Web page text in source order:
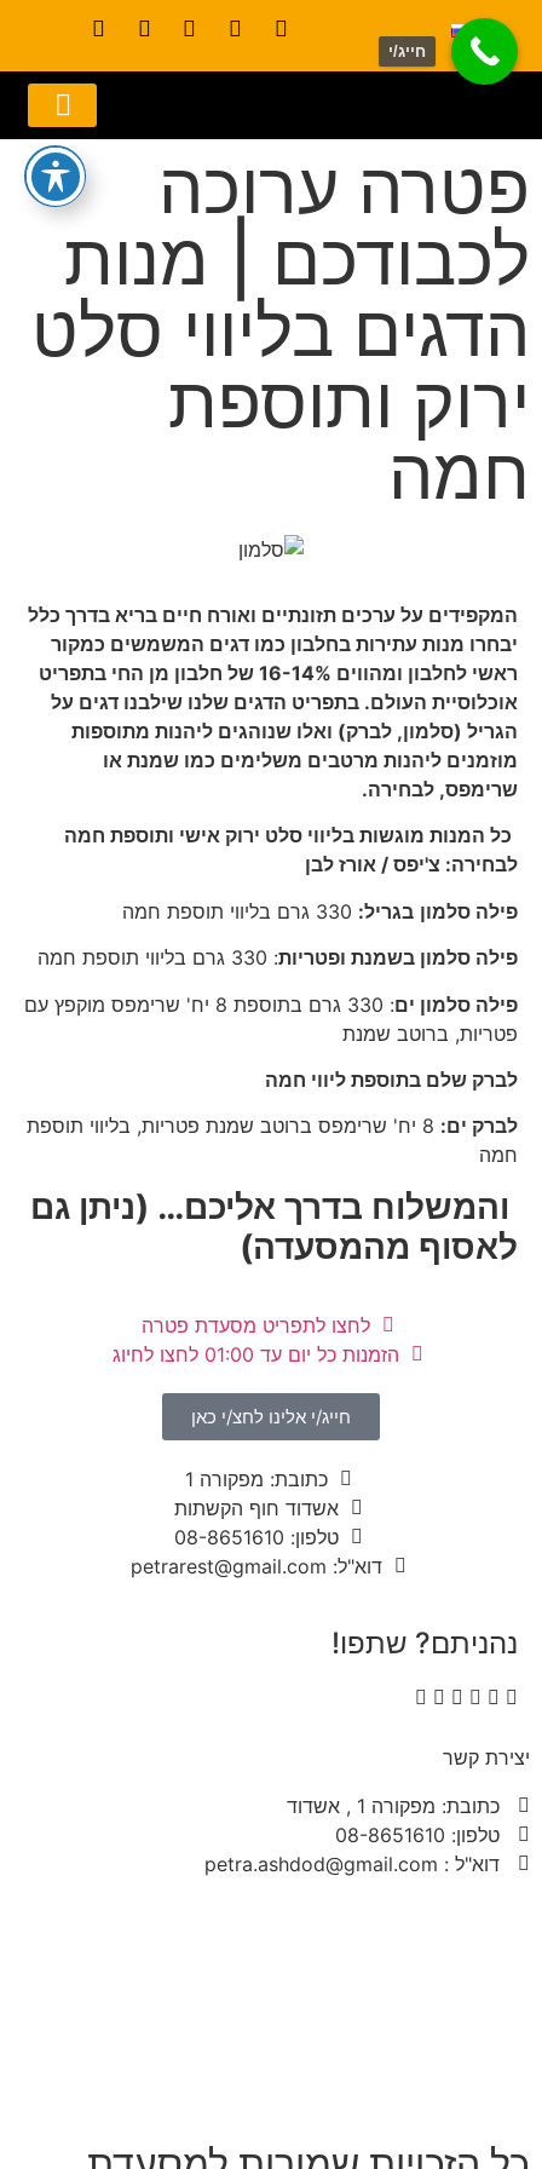
פטרה ערוכה
לכבודכם | מנות
הדגים בליווי סלט
ירוק ותוספת
חמה
המקפידים על ערכים תזונתיים ואורח חיים בריא בדרך כלל
יבחרו מנות עתירות בחלבון כמו דגים המשמשים כמקור
ראשי לחלבון ומהווים 16-14% של חלבון מן החי בתפריט
אוכלוסיית העולם. בתפריט הדגים שלנו שילבנו דגים על
הגריל (סלמון, לברק) ואלו שנוהגים ליהנות מתוספות
מוזמנים ליהנות מרטבים משלימים כמו שמנת או
שרימפס, לבחירה.
כל המנות מוגשות בליווי סלט ירוק אישי ותוספת חמה
לבחירה: צ'יפס / אורז לבן
פילה סלמון בגריל:
פילה סלמון בשמנת ופטריות: 330 גרם בליווי תוספת חמה
פילה סלמון ים
: 330 גרם בתוספת 8 יח' שרימפס מוקפץ עם
פטריות, ברוטב שמנת
לברק שלם בתוספת ליווי חמה
לברק ים:
8 יח' שרימפס ברוטב שמנת פטריות, בליווי תוספת
חמה
והמשלוח בדרך אליכם… (ניתן גם
לאסוף מהמסעדה)
לחצו לתפריט מסעדת פטרה
הזמנות כל יום עד 01:00 לחצו לחיוג
חייג/י אלינו לחצ/י כאן
כתובת: מפקורה 1
אשדוד חוף הקשתות
טלפון: 08-8651610
דוא"ל: petrarest@gmail.com
נהניתם? שתפו!
יצירת קשר
כתובת: מפקורה 1 , אשדוד
טלפון: 08-8651610
דוא"ל : petra.ashdod@gmail.com
חייג/י